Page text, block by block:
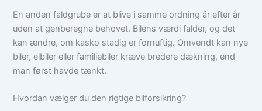
En anden faldgrube er at blive i samme ordning år efter år
uden at genberegne behovet. Bilens værdi falder, og det
kan ændre, om kasko stadig er fornuftig. Omvendt kan nye
biler, elbiler eller familiebiler kræve bredere dækning, end
man først havde tænkt.
Hvordan vælger du den rigtige bilforsikring?